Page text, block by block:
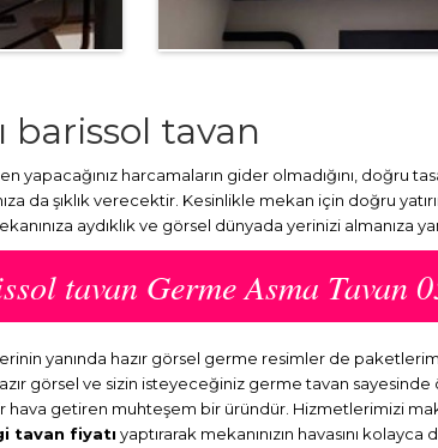
barissol tavan
yapacağınız harcamaların gider olmadığını, doğru
da şıklık verecektir. Kesinlikle mekan için doğru
aydıklık ve görsel dünyada yerinizi almanıza
tavan Germe Asma Tavan
yanında hazır görsel germe resimler de
görsel ve sizin isteyeceğiniz germe tavan
getiren muhteşem bir üründür. Hizmetlerimizi
tavan fiyatı yaptırarak mekanınızın havasını